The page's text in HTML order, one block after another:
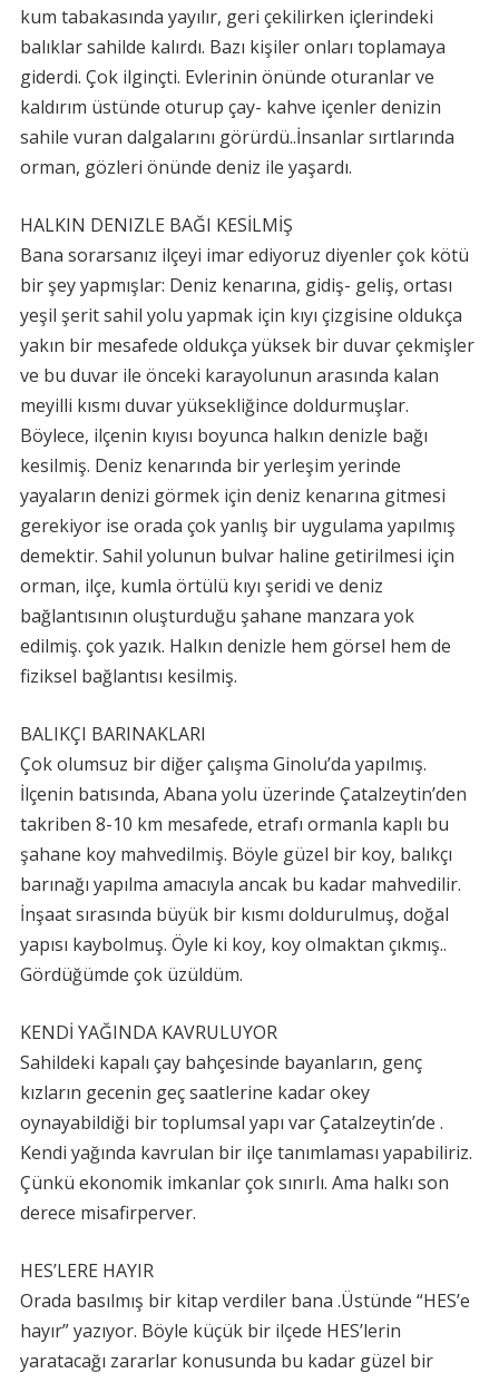
kum tabakasında yayılır, geri çekilirken içlerindeki
balıklar sahilde kalırdı. Bazı kişiler onları toplamaya
giderdi. Çok ilginçti. Evlerinin önünde oturanlar ve
kaldırım üstünde oturup çay- kahve içenler denizin
sahile vuran dalgalarını görürdü..İnsanlar sırtlarında
orman, gözleri önünde deniz ile yaşardı.
HALKIN DENIZLE BAĞI KESİLMİŞ
Bana sorarsanız ilçeyi imar ediyoruz diyenler çok kötü
bir şey yapmışlar: Deniz kenarına, gidiş- geliş, ortası
yeşil şerit sahil yolu yapmak için kıyı çizgisine oldukça
yakın bir mesafede oldukça yüksek bir duvar çekmişler
ve bu duvar ile önceki karayolunun arasında kalan
meyilli kısmı duvar yüksekliğince doldurmuşlar.
Böylece, ilçenin kıyısı boyunca halkın denizle bağı
kesilmiş. Deniz kenarında bir yerleşim yerinde
yayaların denizi görmek için deniz kenarına gitmesi
gerekiyor ise orada çok yanlış bir uygulama yapılmış
demektir. Sahil yolunun bulvar haline getirilmesi için
orman, ilçe, kumla örtülü kıyı şeridi ve deniz
bağlantısının oluşturduğu şahane manzara yok
edilmiş. çok yazık. Halkın denizle hem görsel hem de
fiziksel bağlantısı kesilmiş.
BALIKÇI BARINAKLARI
Çok olumsuz bir diğer çalışma Ginolu’da yapılmış.
İlçenin batısında, Abana yolu üzerinde Çatalzeytin’den
takriben 8-10 km mesafede, etrafı ormanla kaplı bu
şahane koy mahvedilmiş. Böyle güzel bir koy, balıkçı
barınağı yapılma amacıyla ancak bu kadar mahvedilir.
İnşaat sırasında büyük bir kısmı doldurulmuş, doğal
yapısı kaybolmuş. Öyle ki koy, koy olmaktan çıkmış..
Gördüğümde çok üzüldüm.
KENDİ YAĞINDA KAVRULUYOR
Sahildeki kapalı çay bahçesinde bayanların, genç
kızların gecenin geç saatlerine kadar okey
oynayabildiği bir toplumsal yapı var Çatalzeytin’de .
Kendi yağında kavrulan bir ilçe tanımlaması yapabiliriz.
Çünkü ekonomik imkanlar çok sınırlı. Ama halkı son
derece misafirperver.
HES’LERE HAYIR
Orada basılmış bir kitap verdiler bana .Üstünde “HES’e
hayır” yazıyor. Böyle küçük bir ilçede HES’lerin
yaratacağı zararlar konusunda bu kadar güzel bir